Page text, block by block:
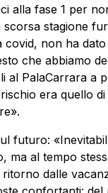
alla fase 1 per
stagione
covid, non ha
che abbiamo
al PalaCarrara a
era quello
futuro:
ma al tempo
dalle